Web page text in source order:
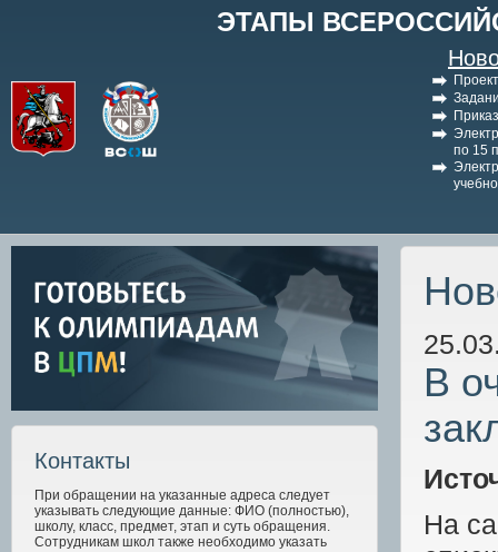
ЭТАПЫ
по 15
Контакты
При обращении на указанные адреса следует
указывать следующие данные: ФИО (полностью),
школу, класс, предмет, этап и суть обращения.
Сотрудникам школ также необходимо указать
В
На